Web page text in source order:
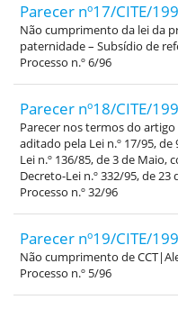
Parecer nº17/CITE/
Não cumprimento da lei da
paternidade – Subsídio de
Processo n.º 6/96
Parecer nº18/CITE/
Parecer nos termos do artigo
aditado pela Lei n.º 17/95,
Lei n.º 136/85, de 3 de Maio,
Decreto-Lei n.º 332/95, de 23
Processo n.º 32/96
Parecer nº19/CITE/
Não cumprimento de
Processo n.º 5/96